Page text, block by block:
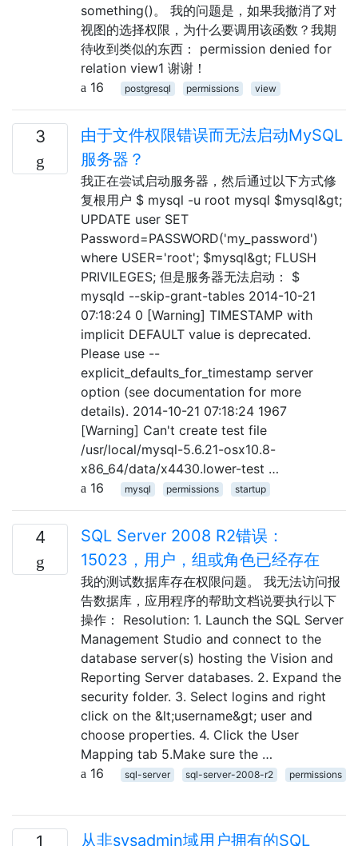
something()。 我的问题是，如果我撤消了对
视图的选择权限，为什么要调用该函数？我期
待收到类似的东西： permission denied for
relation view1 谢谢！
16
postgresql permissions view
3
由于文件权限错误而无法启动MySQL
服务器？
我正在尝试启动服务器，然后通过以下方式修
复根用户 $ mysql -u root mysql $mysql&gt;
UPDATE user SET
Password=PASSWORD('my_password')
where USER='root'; $mysql&gt; FLUSH
PRIVILEGES; 但是服务器无法启动： $
mysqld --skip-grant-tables 2014-10-21
07:18:24 0 [Warning] TIMESTAMP with
implicit DEFAULT value is deprecated.
Please use --
explicit_defaults_for_timestamp server
option (see documentation for more
details). 2014-10-21 07:18:24 1967
[Warning] Can't create test file
/usr/local/mysql-5.6.21-osx10.8-
x86_64/data/x4430.lower-test …
16
mysql permissions startup
4
SQL Server 2008 R2错误：
15023，用户，组或角色已经存在
我的测试数据库存在权限问题。 我无法访问报
告数据库，应用程序的帮助文档说要执行以下
操作： Resolution: 1. Launch the SQL Server
Management Studio and connect to the
database server(s) hosting the Vision and
Reporting Server databases. 2. Expand the
security folder. 3. Select logins and right
click on the &lt;username&gt; user and
choose properties. 4. Click the User
Mapping tab 5.Make sure the …
16
sql-server sql-server-2008-r2 permissions
1 从非sysadmin域用户拥有的SQL